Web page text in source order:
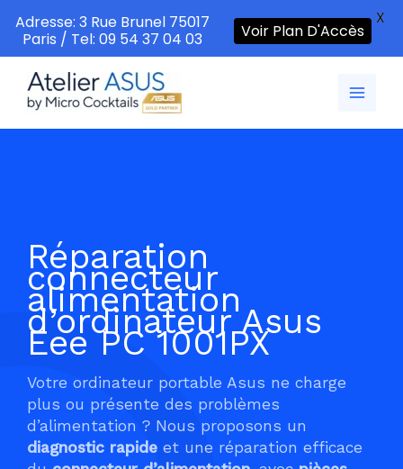
contenu
Réparation
connecteur
alimentation
d’ordinateur Asus
Eee PC 1001PX
Votre ordinateur portable Asus ne charge
plus ou présente des problèmes
d’alimentation ? Nous proposons un
diagnostic rapide et une réparation efficace
Adresse: 3 Rue Brunel 75017
Paris / Tel: 09 54 37 04 03
Voir Plan D'Accès
X